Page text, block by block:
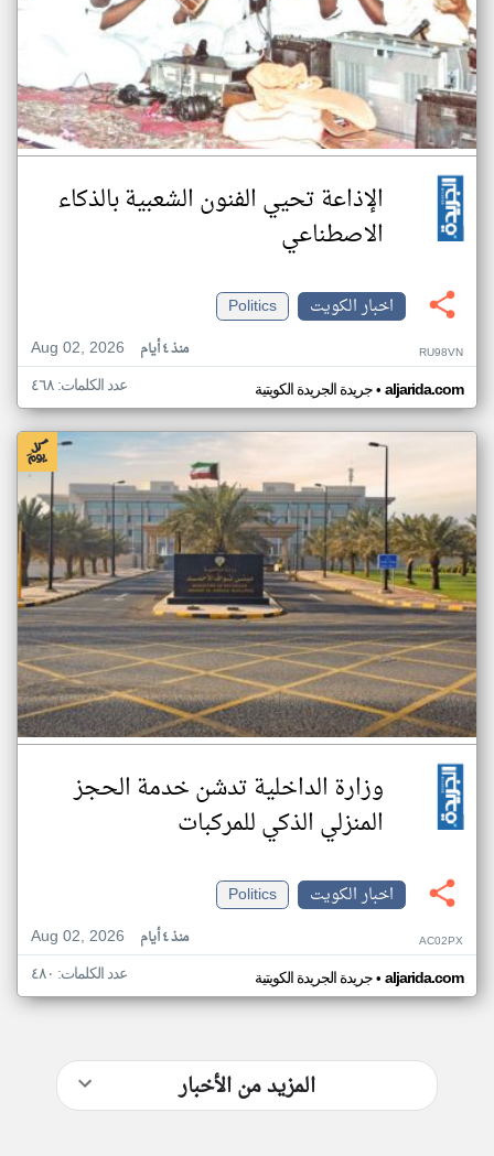
الإذاعة تحيي الفنون الشعبية بالذكاء
الاصطناعي
اخبار الكويت
Politics
Aug 02, 2026
منذ ٤ أيام RU98VN
جريدة الجريدة الكويتية• aljarida.com عدد الكلمات: ٤٦٨
وزارة الداخلية تدشن خدمة الحجز
المنزلي الذكي للمركبات
اخبار الكويت
Politics
Aug 02, 2026
منذ ٤ أيام AC02PX
جريدة الجريدة الكويتية• aljarida.com عدد الكلمات: ٤٨٠
المزيد من الأخبار